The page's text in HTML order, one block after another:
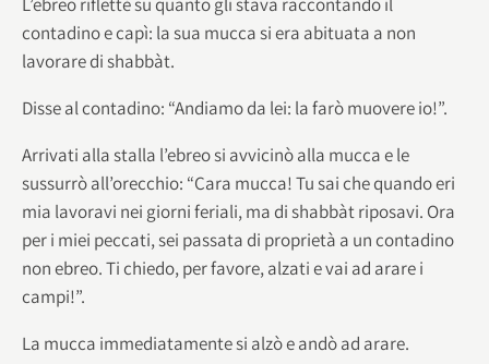
contadino e capì: la sua mucca si era abituata a non
lavorare di shabbàt.
Disse al contadino: “Andiamo da lei: la farò muovere io!”.
Arrivati alla stalla l’ebreo si avvicinò alla mucca e le
sussurrò all’orecchio: “Cara mucca! Tu sai che quando eri
mia lavoravi nei giorni feriali, ma di shabbàt riposavi. Ora
per i miei peccati, sei passata di proprietà a un contadino
non ebreo. Ti chiedo, per favore, alzati e vai ad arare i
campi!”.
La mucca immediatamente si alzò e andò ad arare.